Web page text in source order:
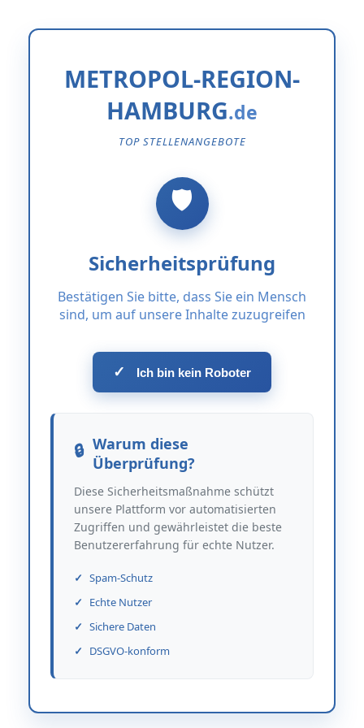
METROPOL-REGION-
HAMBURG
TOP STELLENANGEBOTE
Sicherheitsprüfung
Bestätigen Sie bitte, dass Sie ein Mensch
sind, um auf unsere Inhalte zuzugreifen
✓ Ich bin kein Roboter
Warum diese
Überprüfung?
Diese Sicherheitsmaßnahme schützt
unsere Plattform vor automatisierten
Zugriffen und gewährleistet die beste
Benutzererfahrung für echte Nutzer.
Spam-Schutz
Echte Nutzer
Sichere Daten
DSGVO-konform